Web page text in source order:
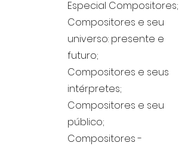
Especial Compositores;
Compositores e seu
universo: presente e
futuro;
Compositores e seus
intérpretes;
Compositores e seu
público;
Compositores -